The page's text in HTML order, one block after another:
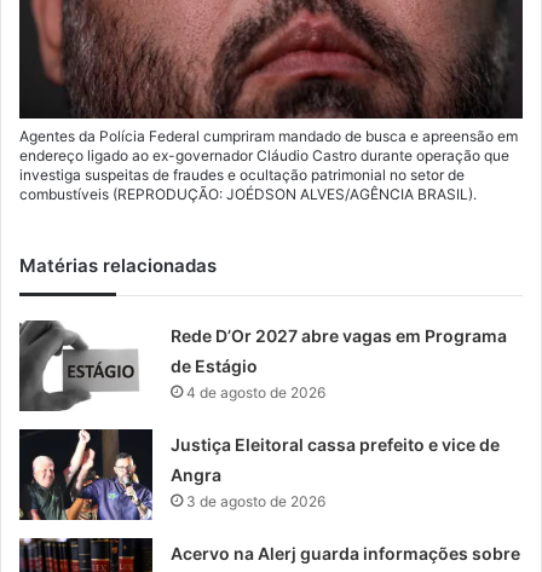
Agentes da Polícia Federal cumpriram mandado de busca e apreensão em
endereço ligado ao ex-governador Cláudio Castro durante operação que
investiga suspeitas de fraudes e ocultação patrimonial no setor de
combustíveis (REPRODUÇÃO: JOÉDSON ALVES/AGÊNCIA BRASIL).
Matérias relacionadas
Rede D’Or 2027 abre vagas em Programa
de Estágio
4 de agosto de 2026
Justiça Eleitoral cassa prefeito e vice de
Angra
3 de agosto de 2026
Acervo na Alerj guarda informações sobre